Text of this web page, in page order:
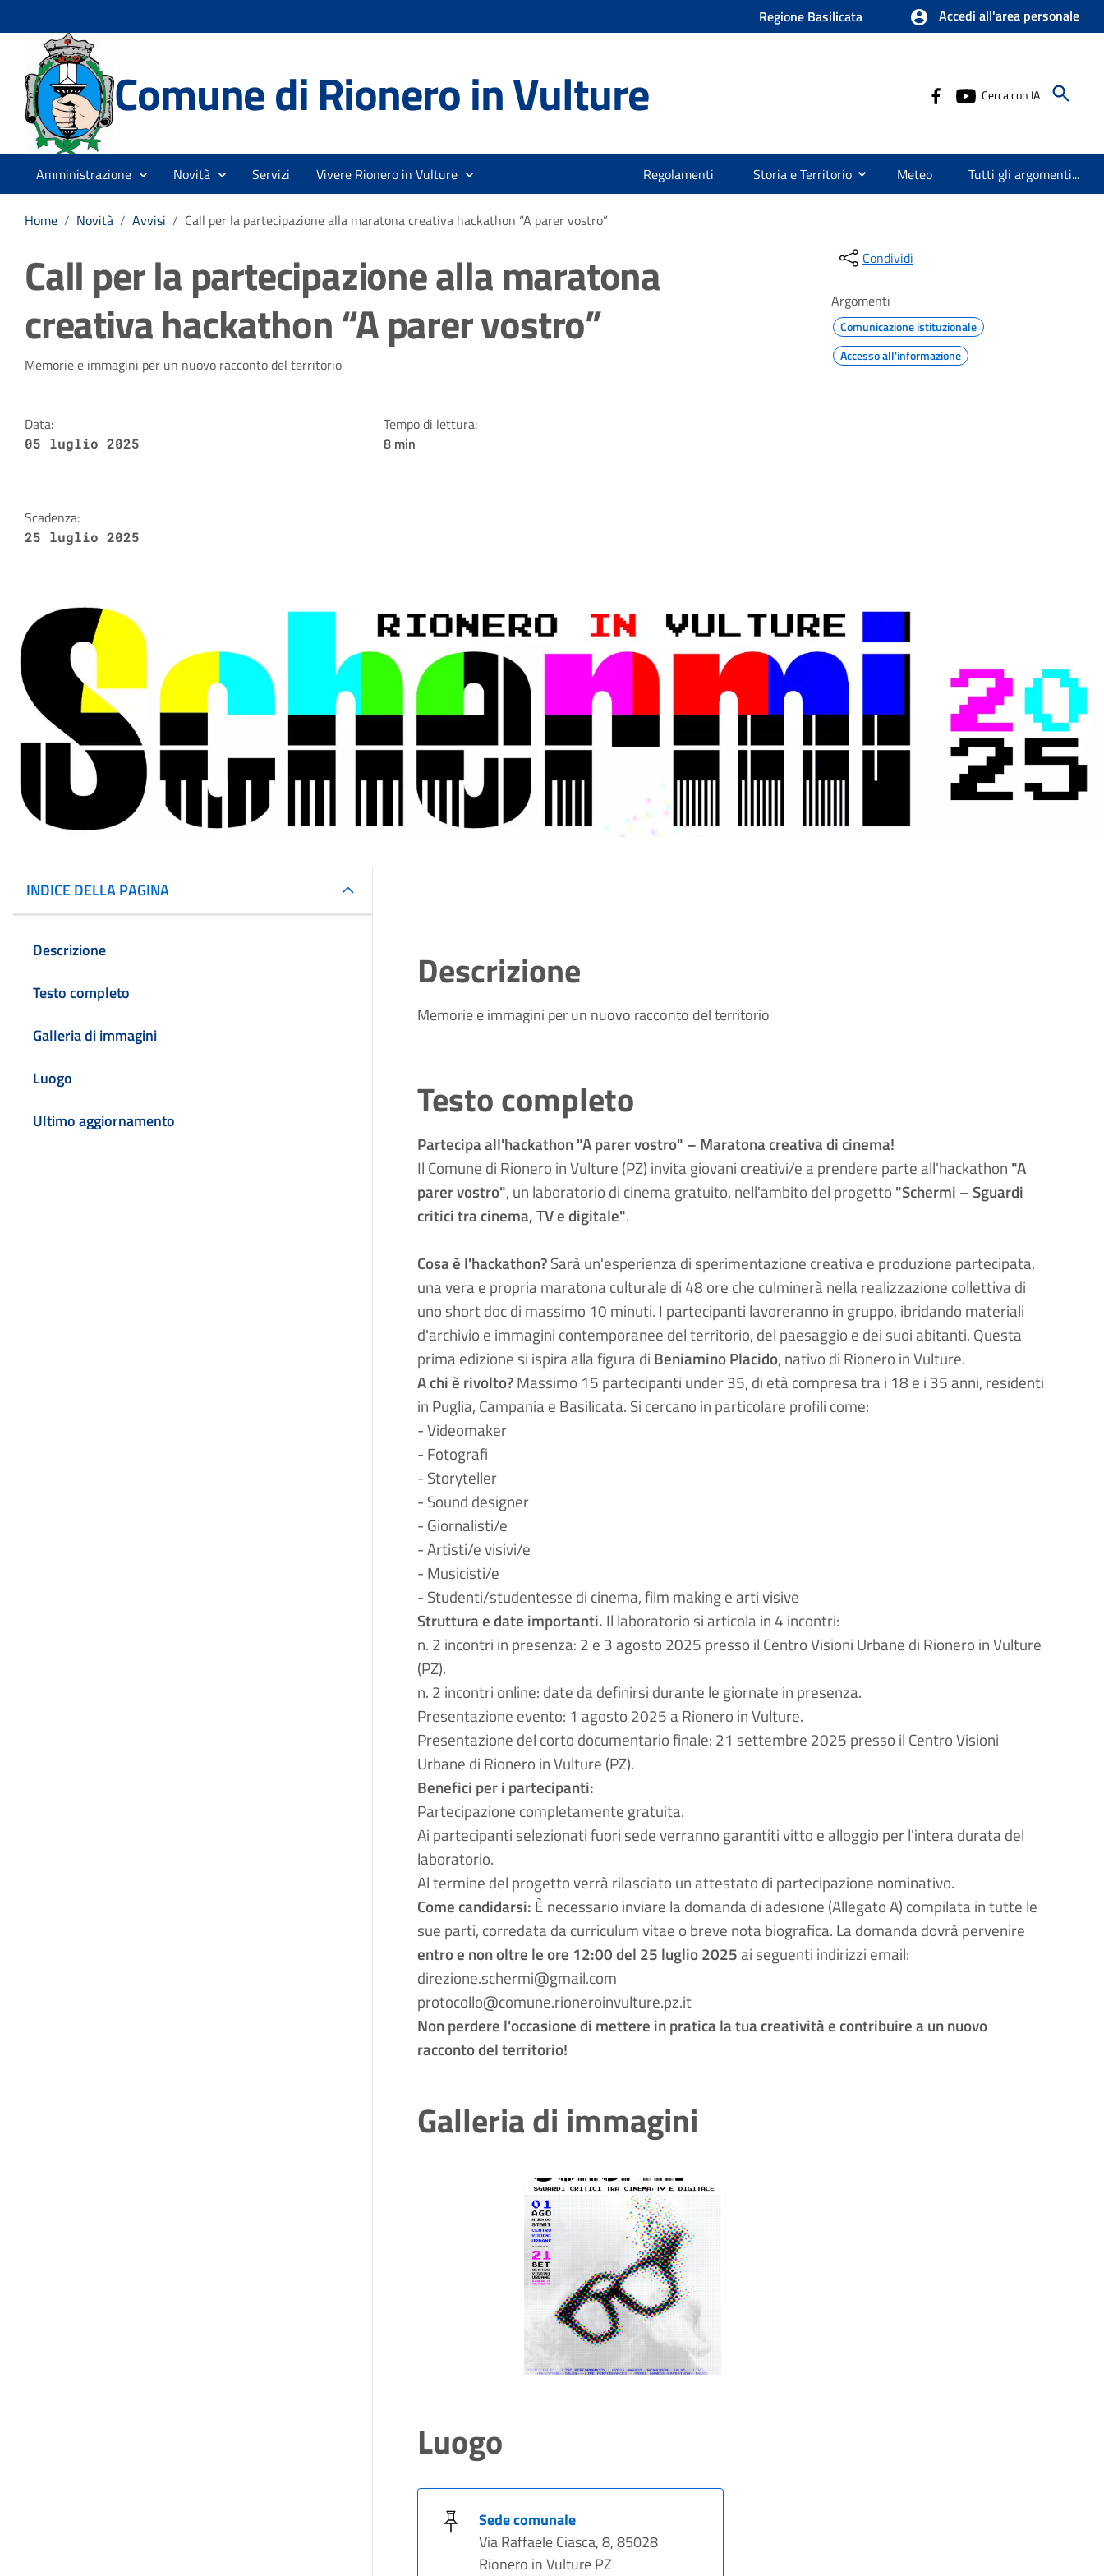
Regione Basilicata Accedi all'area personale
Comune di Rionero in Vulture Cerca con IA
Amministrazione Novità Servizi Vivere Rionero in Vulture Regolamenti Storia e Territorio Meteo Tutti gli argomenti...
Home / Novità / Avvisi / Call per la partecipazione alla maratona creativa hackathon “A parer vostro”
Call per la partecipazione alla maratona
creativa hackathon “A parer vostro”
Dettagli della notizia
Memorie e immagini per un nuovo racconto del territorio
Data:
05 luglio 2025
Tempo di lettura:
8 min
Scadenza:
25 luglio 2025
Condividi
Argomenti
Comunicazione istituzionale
Accesso all'informazione
INDICE DELLA PAGINA
Descrizione
Testo completo
Galleria di immagini
Luogo
Ultimo aggiornamento
Descrizione
Memorie e immagini per un nuovo racconto del territorio
Testo completo
Partecipa all'hackathon "A parer vostro" – Maratona creativa di cinema!
Il Comune di Rionero in Vulture (PZ) invita giovani creativi/e a prendere parte all'hackathon "A
parer vostro", un laboratorio di cinema gratuito, nell'ambito del progetto "Schermi – Sguardi
critici tra cinema, TV e digitale".
Cosa è l'hackathon?Sarà un'esperienza di sperimentazione creativa e produzione partecipata,
una vera e propria maratona culturale di 48 ore che culminerà nella realizzazione collettiva di
uno short doc di massimo 10 minuti. I partecipanti lavoreranno in gruppo, ibridando materiali
d'archivio e immagini contemporanee del territorio, del paesaggio e dei suoi abitanti. Questa
prima edizione si ispira alla figura di Beniamino Placido, nativo di Rionero in Vulture.
A chi è rivolto?Massimo 15 partecipanti under 35, di età compresa tra i 18 e i 35 anni, residenti
in Puglia, Campania e Basilicata. Si cercano in particolare profili come:
-Videomaker
- Fotografi
- Storyteller
- Sound designer
- Giornalisti/e
-Artisti/e visivi/e
- Musicisti/e
- Studenti/studentesse di cinema, film making e arti visive
Struttura e date importanti. Il laboratorio si articola in 4 incontri:
n. 2 incontri in presenza: 2 e 3 agosto 2025 presso il Centro Visioni Urbane di Rionero in Vulture
(PZ).
n. 2 incontri online: date da definirsi durante le giornate in presenza.
Presentazione evento: 1 agosto 2025 a Rionero in Vulture.
Presentazione del corto documentario finale: 21 settembre 2025 presso il Centro Visioni
Urbane di Rionero in Vulture (PZ).
Benefici per i partecipanti:
Partecipazione completamente gratuita.
Ai partecipanti selezionati fuori sede verranno garantiti vitto e alloggio per l'intera durata del
laboratorio.
Al termine del progetto verrà rilasciato un attestato di partecipazione nominativo.
Come candidarsi: È necessario inviare la domanda di adesione (Allegato A) compilata in tutte le
sue parti, corredata da curriculum vitae o breve nota biografica. La domanda dovrà pervenire
entro e non oltre le ore 12:00 del 25 luglio 2025ai seguenti indirizzi email:
direzione.schermi@gmail.com
protocollo@comune.rioneroinvulture.pz.it
Non perdere l'occasione di mettere in pratica la tua creatività e contribuire a un nuovo
racconto del territorio!
Galleria di immagini
Luogo
Sede comunale
Via Raffaele Ciasca, 8, 85028
Rionero in Vulture PZ